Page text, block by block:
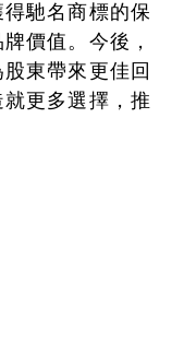
馳名商標的保
價值。今後，
東帶來更佳回
更多選擇，推